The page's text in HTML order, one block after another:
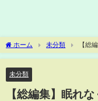
ホーム 未分類
【総
【ゆっくり解説】
未分類
【総編集】眠れ